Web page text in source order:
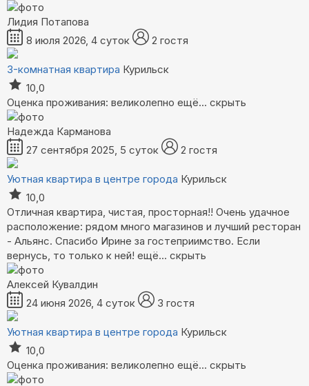
Лидия Потапова
8 июля 2026, 4 суток
2 гостя
3-комнатная квартира Курильск
10,0
Оценка проживания: великолепно ещё... скрыть
Надежда Карманова
27 сентября 2025, 5 суток
2 гостя
Уютная квартира в центре города Курильск
10,0
Отличная квартира, чистая, просторная!! Очень удачное
расположение: рядом много магазинов и лучший ресторан
- Альянс. Спасибо Ирине за гостеприимство. Если
вернусь, то только к ней! ещё... скрыть
Алексей Кувалдин
24 июня 2026, 4 суток
3 гостя
Уютная квартира в центре города Курильск
10,0
Оценка проживания: великолепно ещё... скрыть